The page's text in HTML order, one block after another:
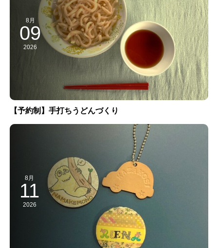
8月
09
2026
【予約制】手打ちうどんづくり
8月
11
2026